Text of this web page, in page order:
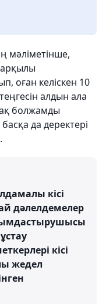
мәліметінше,
оған келіскен 10
алдын ала
болжамды
да деректері
кісі
дәлелдемелер
кісі
жедел